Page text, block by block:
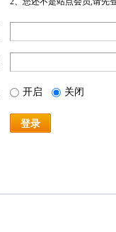
开启 关闭
登录